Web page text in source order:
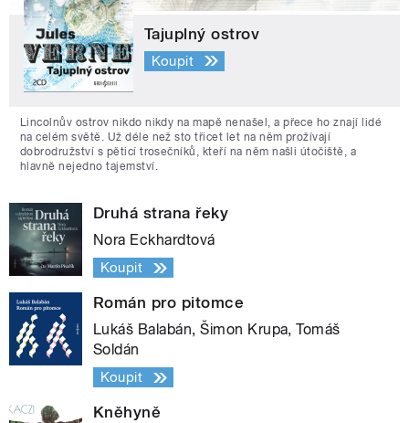
Tajuplný ostrov
Koupit
Lincolnův ostrov nikdo nikdy na mapě nenašel, a přece ho znají lidé
na celém světě. Už déle než sto třicet let na něm prožívají
dobrodružství s pěticí trosečníků, kteří na něm našli útočiště, a
hlavně nejedno tajemství.
Druhá strana řeky
Nora Eckhardtová
Koupit
Román pro pitomce
Lukáš Balabán, Šimon Krupa, Tomáš
Soldán
Koupit
Kněhyně